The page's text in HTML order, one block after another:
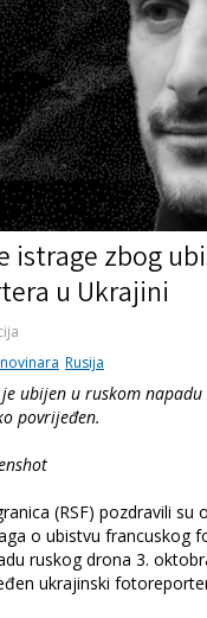
istrage zbog
u Ukrajini
Rusija
ubijen u ruskom
povrijeđen.
(RSF) pozdravili
o ubistvu francuskog
ruskog drona 3.
ukrajinski